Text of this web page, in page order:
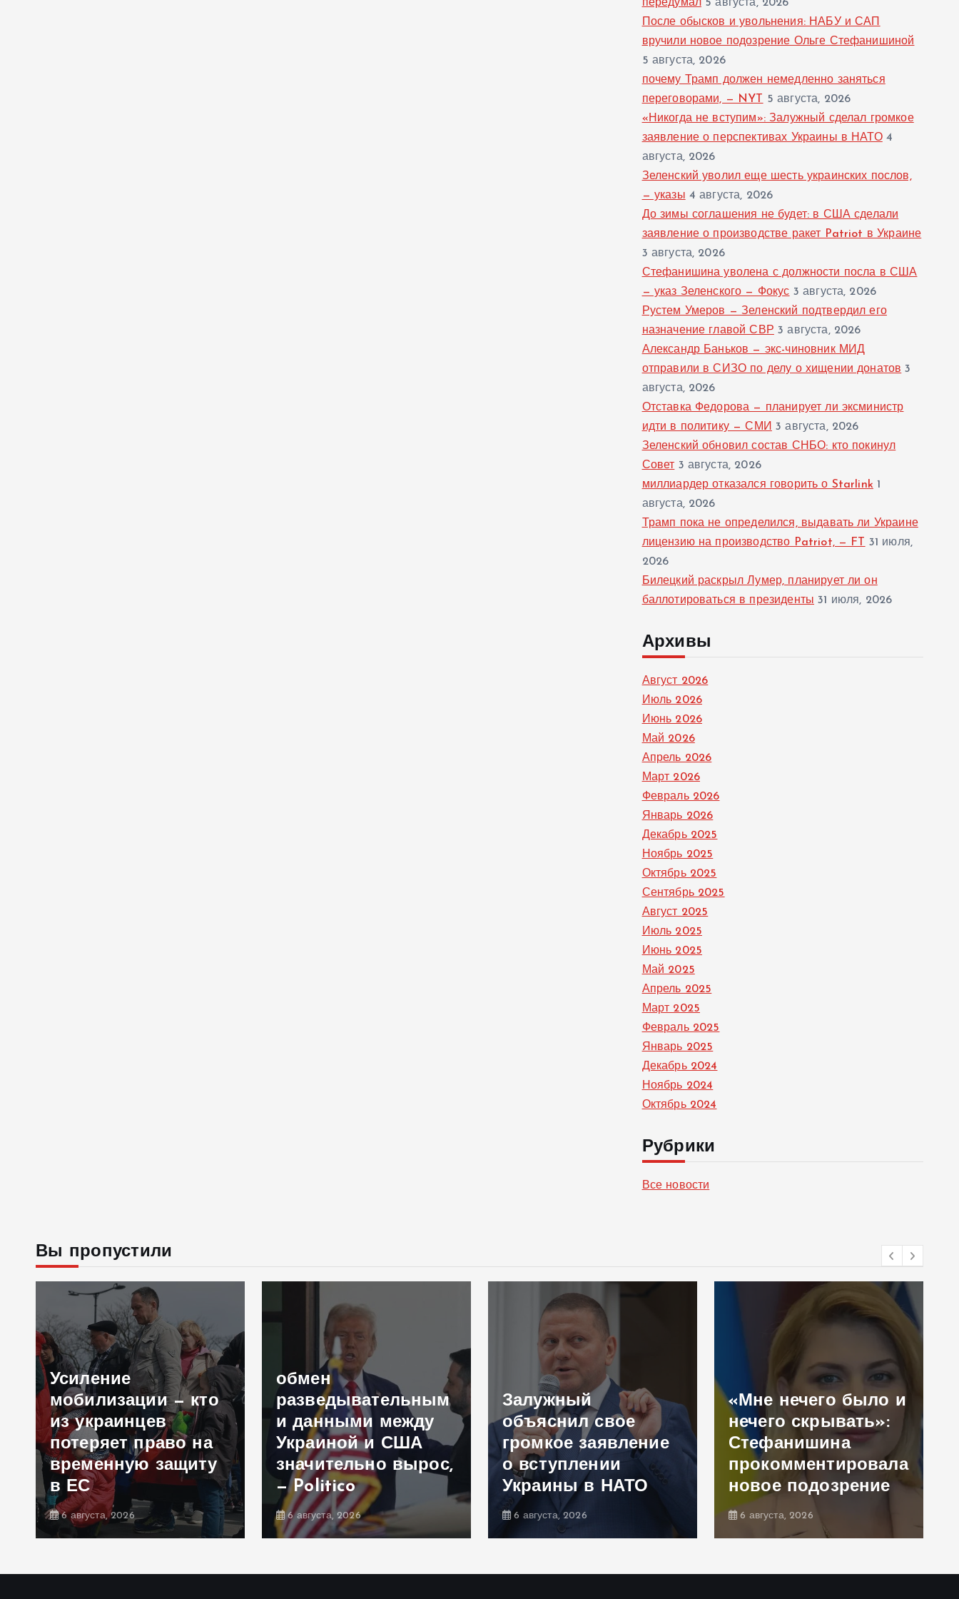
передумал 5 августа, 2026
После обысков и увольнения: НАБУ и САП
вручили новое подозрение Ольге Стефанишиной
5 августа, 2026
почему Трамп должен немедленно заняться
переговорами, — NYT
5 августа, 2026
«Никогда не вступим»: Залужный сделал громкое
заявление о перспективах Украины в НАТО 4
августа, 2026
Зеленский уволил еще шесть украинских послов,
— указы 4 августа, 2026
До зимы соглашения не будет: в США сделали
заявление о производстве ракет Patriot в Украине
3 августа, 2026
Стефанишина уволена с должности посла в США
— указ Зеленского — Фокус 3 августа, 2026
Рустем Умеров — Зеленский подтвердил его
назначение главой СВР 3 августа, 2026
Александр Баньков — экс-чиновник МИД
отправили в СИЗО по делу о хищении донатов 3
августа, 2026
Отставка Федорова — планирует ли эксминистр
идти в политику — СМИ 3 августа, 2026
Зеленский обновил состав СНБО: кто покинул
Совет 3 августа, 2026
миллиардер отказался говорить о Starlink 1
августа, 2026
Трамп пока не определился, выдавать ли Украине
лицензию на производство Patriot, — FT
31 июля,
2026
Билецкий раскрыл Лумер, планирует ли он
баллотироваться в президенты 31 июля, 2026
Архивы
Август 2026
Июль 2026
Июнь 2026
Май 2026
Апрель 2026
Март 2026
Февраль 2026
Январь 2026
Декабрь 2025
Ноябрь 2025
Октябрь 2025
Сентябрь 2025
Август 2025
Июль 2025
Июнь 2025
Май 2025
Апрель 2025
Март 2025
Февраль 2025
Январь 2025
Декабрь 2024
Ноябрь 2024
Октябрь 2024
Рубрики
Все новости
Вы пропустили
Усиление
мобилизации — кто
из украинцев
потеряет право на
временную защиту
в ЕС
6 августа, 2026
обмен
разведывательным
и данными между
Украиной и США
значительно вырос,
— Politico
6 августа, 2026
Залужный
объяснил свое
громкое заявление
о вступлении
Украины в НАТО
6 августа, 2026
«Мне нечего было и
нечего скрывать»:
Стефанишина
прокомментировала
новое подозрение
6 августа, 2026